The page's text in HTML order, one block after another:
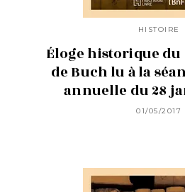
HISTOIRE
Éloge historique du
de Buch lu à la
annuelle du 28
01/05/2017